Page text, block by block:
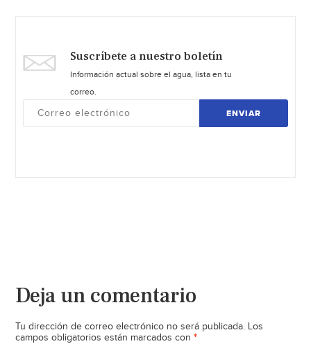
Suscríbete a nuestro boletín
Información actual sobre el agua, lista en tu
correo.
ENVIAR
Deja un comentario
Tu dirección de correo electrónico no será publicada. Los
campos obligatorios están marcados con *